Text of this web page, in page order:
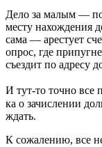
Дело за малым —
месту нахождения
сама — арестует
опрос, где
съездит по адресу
И тут-то точно все
ка о зачислении
ждать.
К сожалению, все